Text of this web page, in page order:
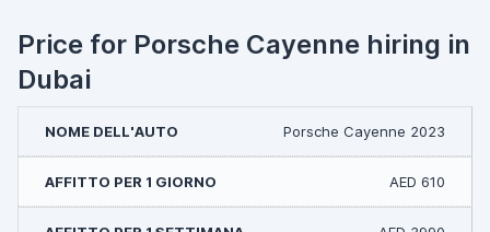
Price for Porsche Cayenne hiring in
Dubai
Porsche Cayenne 2023
AED 610